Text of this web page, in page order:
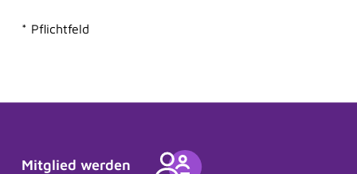
Feld
* Pflichtfeld
Mitglied werden